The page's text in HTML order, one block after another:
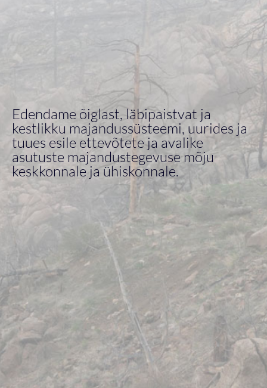
Edendame õiglast, läbipaistvat ja
kestlikku majandussüsteemi, uurides ja
tuues esile ettevõtete ja avalike
asutuste majandustegevuse mõju
keskkonnale ja ühiskonnale.